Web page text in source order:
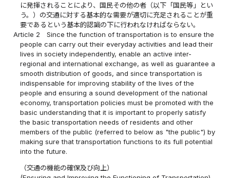
に発揮されることにより、国民その他の者（以下「国民等」とい
う。）の交通に対する基本的な需要が適切に充足されることが重
要であるという基本的認識の下に行われなければならない。
Article 2
Since the function of transportation is to ensure the
people can carry out their everyday activities and lead their
lives in society independently, enable an active inter-
regional and international exchange, as well as guarantee a
smooth distribution of goods, and since transportation is
indispensable for improving stability of the lives of the
people and ensuring a sound development of the national
economy, transportation policies must be promoted with the
basic understanding that it is important to properly satisfy
the basic transportation needs of residents and other
members of the public (referred to below as "the public") by
making sure that transportation functions to its full potential
into the future.
（交通の機能の確保及び向上）